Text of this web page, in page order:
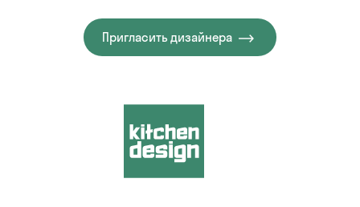
Пригласить дизайнера